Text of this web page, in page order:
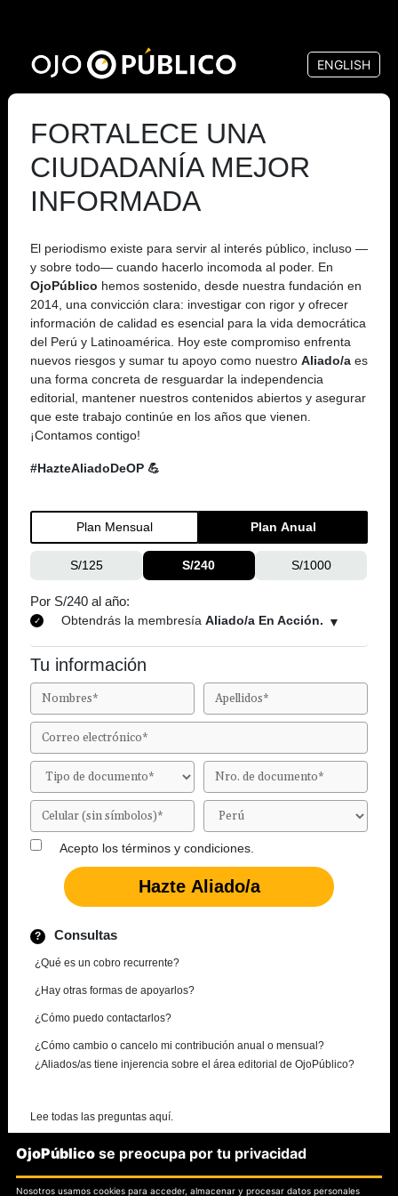
contenido
principal
ENGLISH
FORTALECE UNA
CIUDADANÍA MEJOR
INFORMADA
El periodismo existe para servir al interés público, incluso —
y sobre todo— cuando hacerlo incomoda al poder. En
OjoPúblico hemos sostenido, desde nuestra fundación en
2014, una convicción clara: investigar con rigor y ofrecer
información de calidad es esencial para la vida democrática
del Perú y Latinoamérica. Hoy este compromiso enfrenta
nuevos riesgos y sumar tu apoyo como nuestro Aliado/a es
una forma concreta de resguardar la independencia
editorial, mantener nuestros contenidos abiertos y asegurar
que este trabajo continúe en los años que vienen.
¡Contamos contigo!
#HazteAliadoDeOP 💪
Plan Mensual Plan Anual
S/125 S/240 S/1000
Por S/240 al año:
Obtendrás la membresía Aliado/a En Acción.
Tu información
Acepto los términos y condiciones.
Consultas
¿Qué es un cobro recurrente?
¿Hay otras formas de apoyarlos?
¿Cómo puedo contactarlos?
¿Cómo cambio o cancelo mi contribución anual o mensual?
¿Aliados/as tiene injerencia sobre el área editorial de OjoPúblico?
Lee todas las preguntas aquí.
¿Necesitas más información?
OjoPúblico se preocupa por tu privacidad
Nosotros usamos cookies para acceder, almacenar y procesar datos personales